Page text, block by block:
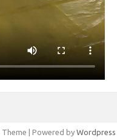
Theme | Powered by Wordpress